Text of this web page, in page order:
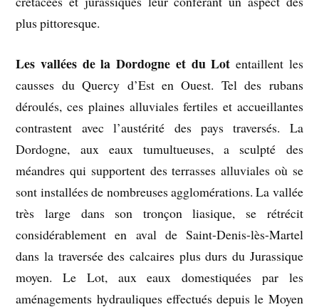
plus pittoresque.
Les vallées de la Dordogne et du Lot entaillent les
causses du Quercy d’Est en Ouest. Tel des rubans
déroulés, ces plaines alluviales fertiles et accueillantes
contrastent avec l’austérité des pays traversés. La
Dordogne, aux eaux tumultueuses, a sculpté des
méandres qui supportent des terrasses alluviales où se
sont installées de nombreuses agglomérations. La vallée
très large dans son tronçon liasique, se rétrécit
considérablement en aval de Saint-Denis-lès-Martel
dans la traversée des calcaires plus durs du Jurassique
moyen. Le Lot, aux eaux domestiquées par les
aménagements hydrauliques effectués depuis le Moyen